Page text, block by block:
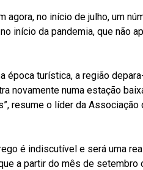
agora, no início de julho, um
início da pandemia, que não
época turística, a região
novamente numa estação
resume o líder da
é indiscutível e será uma
a partir do mês de setembro